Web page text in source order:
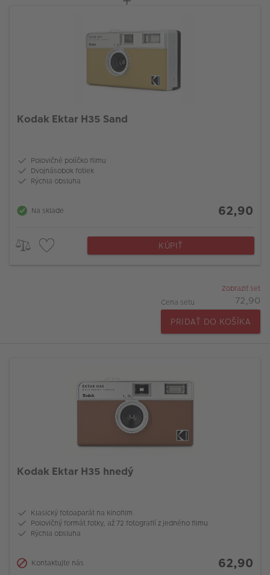
Kodak Ektar H35 Sand
Polovičné políčko filmu
Dvojnásobok fotiek
Rýchla obsluha
Na sklade 62,90
KÚPIŤ
Zobraziť set
Cena setu
72,90
PRIDAŤ DO KOŠÍKA
Kodak Ektar H35 hnedý
Klasický fotoaparát na kinofilm
Polovičný formát fotky, až 72 fotografií z jedného filmu
Rýchla obsluha
Kontaktujte nás 62,90